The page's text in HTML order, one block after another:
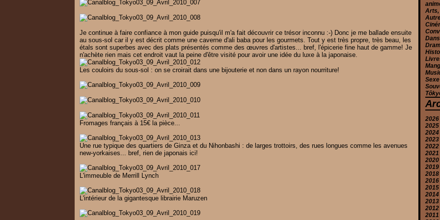
Je continue à faire confiance à mon guide puisqu'il m'a fait découvrir ce trésor inconnu :-) Donc je me ballade ensuite
au sous-sol car il y est décrit comme une caverne d'ali baba pour les gourmets. Tout y est très propre, très beau, les
étals sont superbes avec des plats présentés comme des œuvres d'artistes... bref, l'épicerie fine haut de gamme! Je
n'achète rien mais cet endroit vaut la peine d'être visité pour avoir une idée du luxe à la japonaise.
Les couloirs du sous-sol : on se croirait dans une bijouterie et non dans un rayon nourriture!
Fromages français à 15€ la pièce...
Une rue typique des quartiers de Ginza et du Nihonbashi : de larges trottoirs, des rues longues comme les avenues
new-yorkaises... bref, rien de japonais ici!
L'immeuble de Merrill Lynch
L'intérieur de la gigantesque librairie Maruzen
Arts,
Sexe
2026
2025
2024
2023
2022
2021
2020
2019
2018
2016
2015
2014
2013
2012
2011